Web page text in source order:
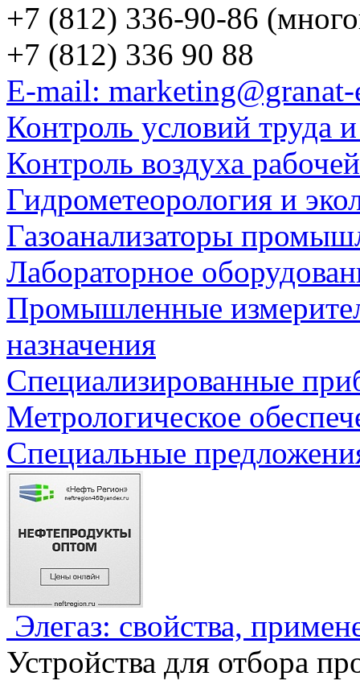
+7 (812) 336-90-86
+7 (812) 336 90 88
E-mail:
Контроль условий труда
Контроль воздуха
Гидрометеорология и
Газоанализаторы
Лабораторное
Промышленные
назначения
Специализированные
Метрологическое
Специальные
Элегаз: свойства,
Устройства для отбора